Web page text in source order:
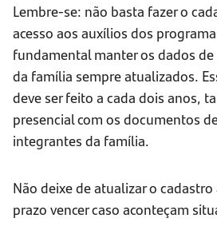
Lembre-se: não basta fazer o
acesso aos auxílios dos
fundamental manter os dados
da família sempre atualizados.
deve ser feito a cada dois anos,
presencial com os documentos
integrantes da família.
Não deixe de atualizar o
prazo vencer caso aconteçam